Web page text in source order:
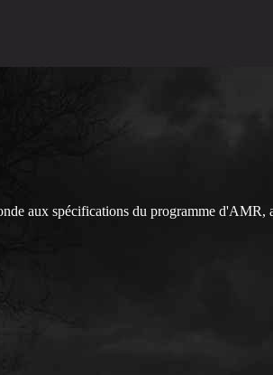
aux spécifications du programme d'AMR,